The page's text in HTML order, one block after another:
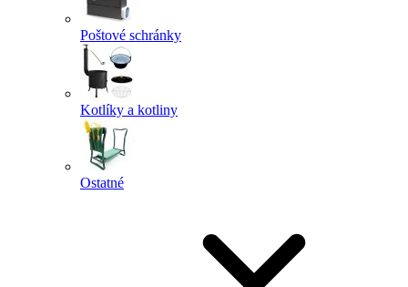
Poštové schránky
Kotlíky a kotliny
Ostatné